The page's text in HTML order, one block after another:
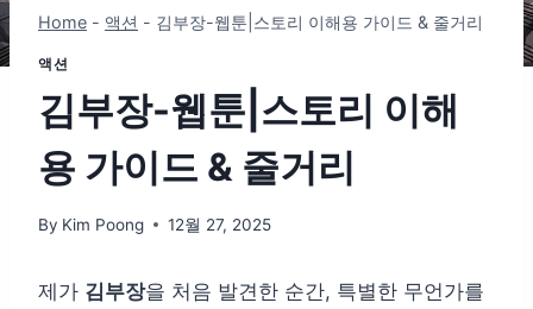
Home - 액션 - 김부장-웹툰|스토리 이해용 가이드 & 줄거리
액션
김부장-웹툰|스토리 이해
용 가이드 & 줄거리
By Kim Poong 12월 27, 2025
제가 김부장을 처음 발견한 순간, 특별한 무언가를